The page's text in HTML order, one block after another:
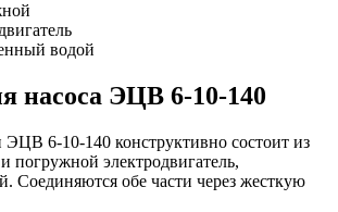
водой
насоса ЭЦВ 6-10-140
6-10-140 конструктивно состоит из
погружной электродвигатель,
Соединяются обе части через жесткую